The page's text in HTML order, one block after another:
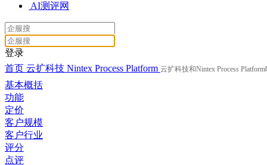
AI测评网
登录
首页 云扩科技 Nintex Process Platform 云扩科技和Nintex Process
基本概括
功能
定价
客户规模
客户行业
评分
点评